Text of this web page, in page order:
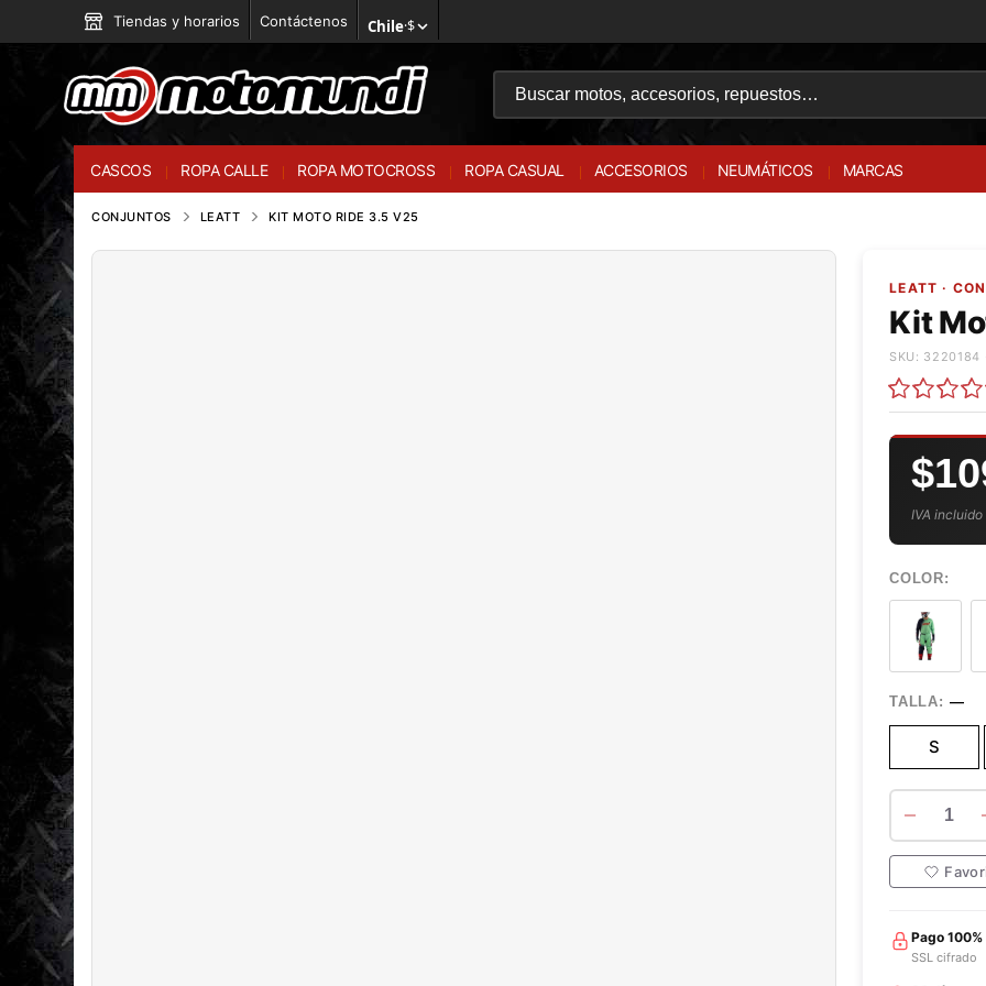
Tiendas y horarios Contáctenos Chile·$
CASCOS ROPA CALLE ROPA MOTOCROSS ROPA CASUAL ACCESORIOS NEUMÁTICOS MARCAS
CONJUNTOS LEATT KIT MOTO RIDE 3.5 V25
LEATT ·
Kit
SKU: 3220184
IVA
COLOR:
e
l
e
d
TALLA: —
S
1
Pago
SSL cifrado